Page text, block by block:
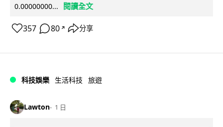
0.00000000...
閱讀全文
357 80 ↗ 分享
科技娛樂 生活科技 旅遊
Lawton 1 日